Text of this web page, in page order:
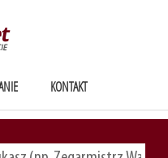
KONTAKT